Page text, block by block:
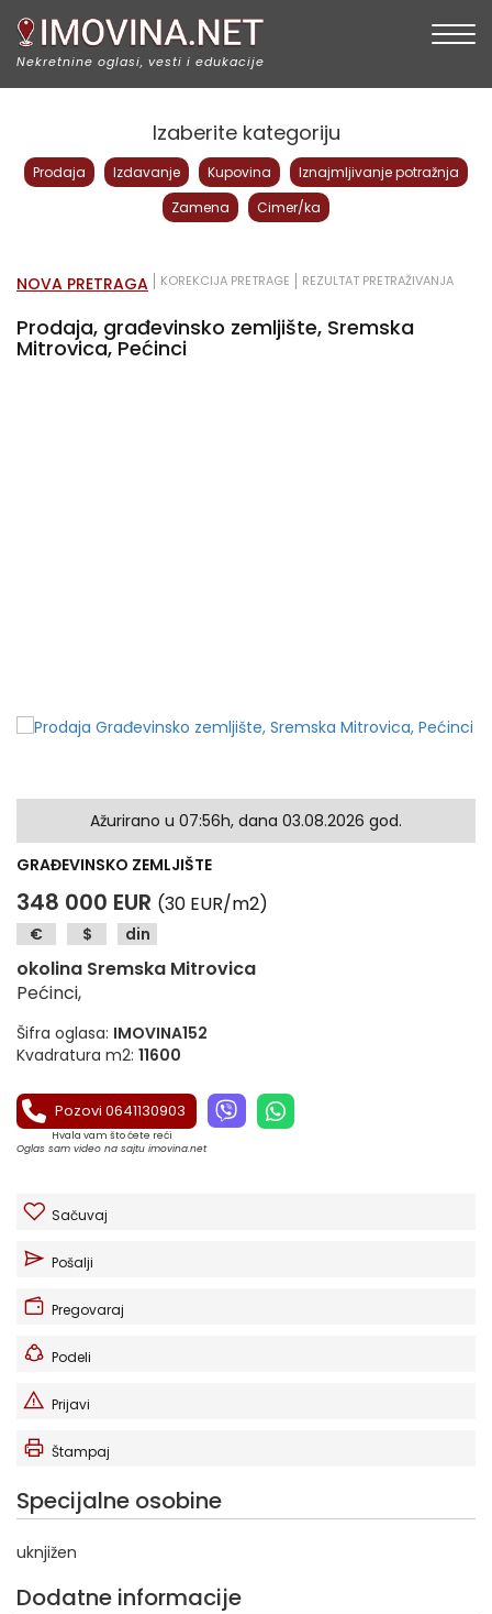
Nekretnine oglasi, vesti i edukacije
Izaberite kategoriju
Prodaja Izdavanje Kupovina
Iznajmljivanje potražnja
Zamena
Cimer/ka
NOVA PRETRAGA KOREKCIJA PRETRAGE REZULTAT PRETRAŽIVANJA
Prodaja, građevinsko zemljište, Sremska
Mitrovica, Pećinci
Ažurirano u 07:56h, dana 03.08.2026 god.
GRAĐEVINSKO ZEMLJIŠTE
348 000 EUR (30 EUR/m2)
€ $ din
okolina Sremska Mitrovica
Pećinci,
Šifra oglasa: IMOVINA152
Kvadratura m2: 11600
Pozovi 0641130903
Hvala vam što ćete reći
Oglas sam video na sajtu imovina.net
Sačuvaj
Pošalji
Pregovaraj
Podeli
Prijavi
Štampaj
Specijalne osobine
uknjižen
Dodatne informacije